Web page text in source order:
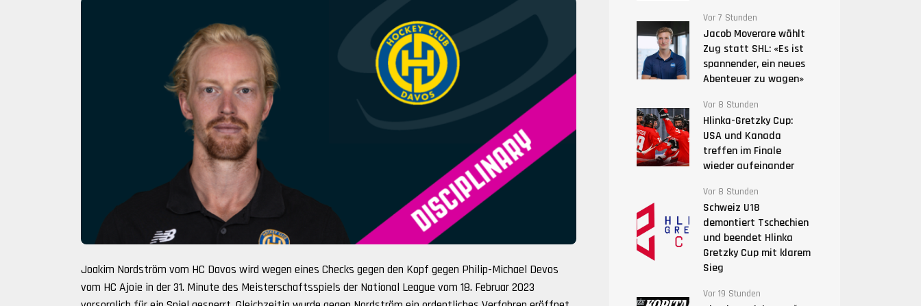
Joakim Nordström vom HC Davos wird wegen eines Checks gegen den Kopf gegen Philip-Michael Devos
vom HC Ajoie in der 31. Minute des Meisterschaftsspiels der National League vom 18. Februar 2023
Vor 7 Stunden
Jacob Moverare wählt
Zug statt SHL: «Es ist
spannender, ein neues
Abenteuer zu wagen»
Vor 8 Stunden
Hlinka-Gretzky Cup:
USA und Kanada
treffen im Finale
wieder aufeinander
Vor 8 Stunden
Schweiz U18
demontiert Tschechien
und beendet Hlinka
Gretzky Cup mit klarem
Sieg
Vor 19 Stunden